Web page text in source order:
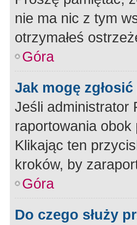
nie ma nic z tym
otrzymałeś
Góra
Jak mogę
Jeśli administrator
raportowania obok
Klikając ten
kroków, by
Góra
Do czego służy